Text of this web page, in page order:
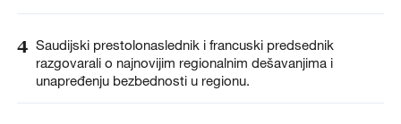
4 Saudijski prestolonaslednik i francuski predsednik
razgovarali o najnovijim regionalnim dešavanjima i
unapređenju bezbednosti u regionu.